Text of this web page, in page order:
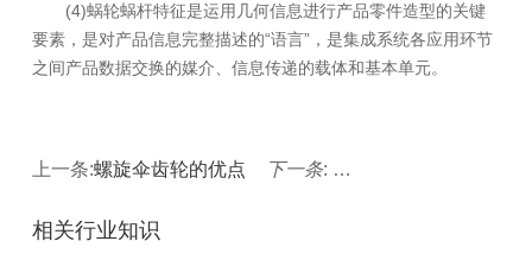
(4)蜗轮蜗杆特征是运用几何信息进行产品零件造型的关键
要素，是对产品信息完整描述的“语言”，是集成系统各应用环节
之间产品数据交换的媒介、信息传递的载体和基本单元。
上一条:螺旋伞齿轮的优点 下一条: 齿轮加工制造过程的优
相关行业知识